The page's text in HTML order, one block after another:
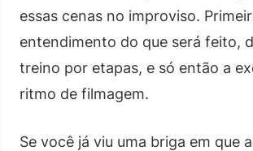
essas cenas no improviso.
entendimento do que será feito,
treino por etapas, e só então a
ritmo de filmagem.
Se você já viu uma briga em que